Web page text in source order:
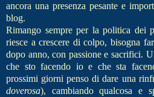
ancora una presenza pesante e
blog.
Rimango sempre per la politica dei
riesce a crescere di colpo, bisogna
dopo anno, con passione e sacrifici.
che sto facendo io e che sta
prossimi giorni penso di dare una
doverosa), cambiando qualcosa e